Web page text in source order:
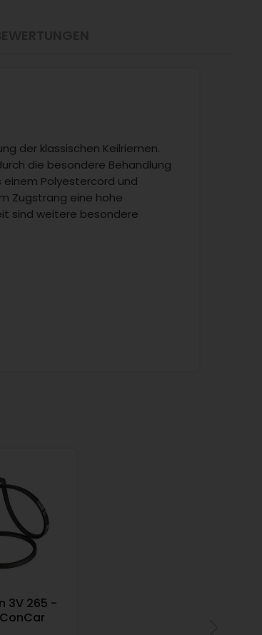
der klassischen Keilriemen.
die besondere Behandlung
Polyestercord und
Zugstrang eine hohe
sind weitere besondere
3V 265 -